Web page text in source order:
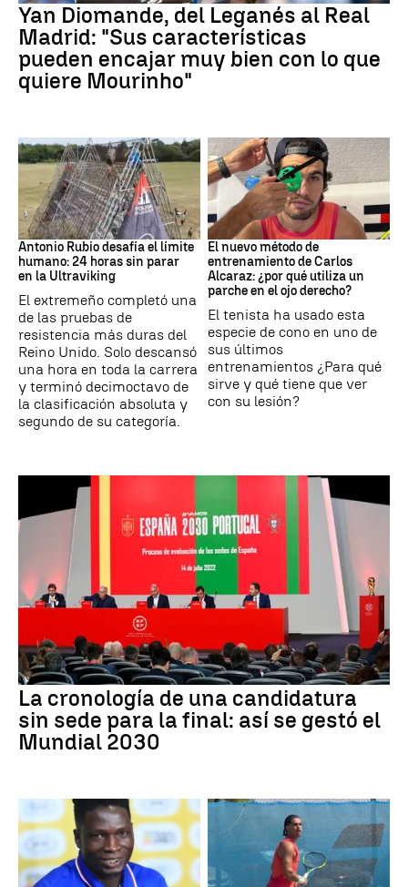
Yan Diomande, del Leganés al Real
Madrid: "Sus características
pueden encajar muy bien con lo que
quiere Mourinho"
Ultraviking
Antonio Rubio desafía el límite
humano: 24 horas sin parar
en la Ultraviking
El extremeño completó una
de las pruebas de
resistencia más duras del
Reino Unido. Solo descansó
una hora en toda la carrera
y terminó decimoctavo de
la clasificación absoluta y
segundo de su categoría.
Tenis
El nuevo método de
entrenamiento de Carlos
Alcaraz: ¿por qué utiliza un
parche en el ojo derecho?
El tenista ha usado esta
especie de cono en uno de
sus últimos
entrenamientos ¿Para qué
sirve y qué tiene que ver
con su lesión?
La cronología de una candidatura
sin sede para la final: así se gestó el
Mundial 2030